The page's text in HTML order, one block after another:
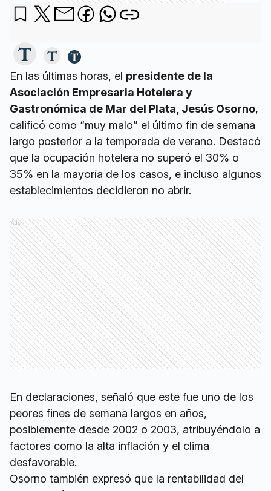
En las últimas horas, el presidente de la
Asociación Empresaria Hotelera y
Gastronómica de Mar del Plata, Jesús Osorno,
calificó como “muy malo” el último fin de semana
largo posterior a la temporada de verano. Destacó
que la ocupación hotelera no superó el 30% o
35% en la mayoría de los casos, e incluso algunos
establecimientos decidieron no abrir.
Ads
En declaraciones, señaló que este fue uno de los
peores fines de semana largos en años,
posiblemente desde 2002 o 2003, atribuyéndolo a
factores como la alta inflación y el clima
desfavorable.
Osorno también expresó que la rentabilidad del